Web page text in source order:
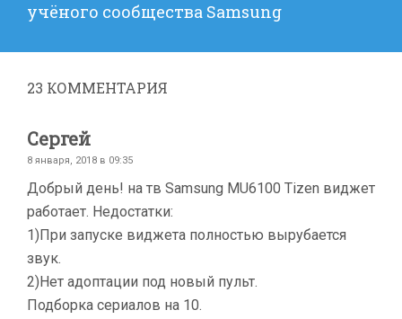
учёного сообщества Samsung
23 КОММЕНТАРИЯ
Сергей
8 января, 2018 в 09:35
Добрый день! на тв Samsung MU6100 Tizen виджет
работает. Недостатки:
1)При запуске виджета полностью вырубается
звук.
2)Нет адоптации под новый пульт.
Подборка сериалов на 10.